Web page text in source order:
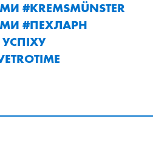
#KREMSMÜNSTER
#ПЕХЛАРН
УСПІХУ